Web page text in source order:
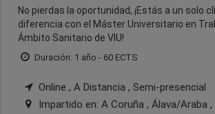
No pierdas la oportunidad, ¡Estás a un solo
diferencia con el Máster Universitario en
Ámbito Sanitario de VIU!
Duración: 1 año - 60 ECTS
Online , A Distancia , Semi-presencial
Impartido en: A Coruña , Álava/Araba